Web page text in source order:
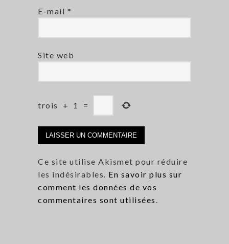
E-mail *
Site web
trois + 1 =
Ce site utilise Akismet pour réduire
les indésirables. En savoir plus sur
comment les données de vos
commentaires sont utilisées .